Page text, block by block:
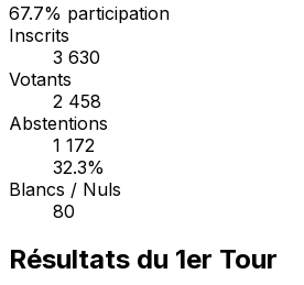
67.7% participation
Inscrits
3 630
Votants
2 458
Abstentions
1 172
32.3%
Blancs / Nuls
80
Résultats du 1er Tour